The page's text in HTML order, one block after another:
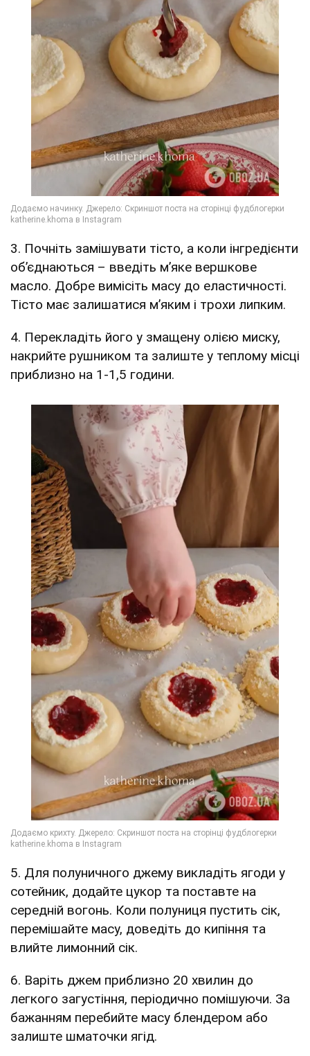
3. Почніть замішувати тісто, а коли інгредієнти
об’єднаються – введіть м’яке вершкове
масло. Добре вимісіть масу до еластичності.
Тісто має залишатися м’яким і трохи липким.
4. Перекладіть його у змащену олією миску,
накрийте рушником та залиште у теплому місці
приблизно на 1-1,5 години.
5. Для полуничного джему викладіть ягоди у
сотейник, додайте цукор та поставте на
середній вогонь. Коли полуниця пустить сік,
перемішайте масу, доведіть до кипіння та
влийте лимонний сік.
6. Варіть джем приблизно 20 хвилин до
легкого загустіння, періодично помішуючи. За
бажанням перебийте масу блендером або
залиште шматочки ягід.